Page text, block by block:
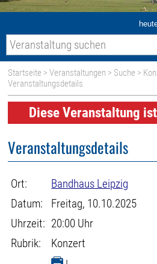
Startseite >Veranstaltungen > Suche >
Veranstaltungsdetails
Diese Veranstaltung
Veranstaltungsdetails
Ort:
Bandhaus Leipzig
Datum:
Freitag, 10.10.2025
Uhrzeit: 20:00 Uhr
Rubrik:
Konzert